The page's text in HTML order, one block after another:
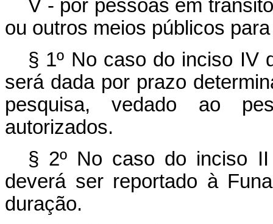
V - por pessoas em
ou outros meios públicos
§ 1º No caso do inciso IV
será dada por prazo
pesquisa, vedado ao
autorizados.
§ 2º No caso do inciso
deverá ser reportado à
duração.